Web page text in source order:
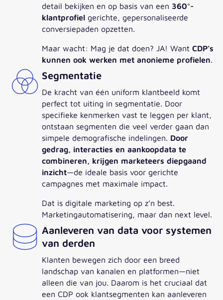
detail bekijken en op basis van een 360°-
klantprofiel gerichte, gepersonaliseerde
conversiepaden opzetten.
Maar wacht: Mag je dat doen? JA! Want CDP’s
kunnen ook werken met anonieme profielen
Segmentatie
De kracht van één uniform klantbeeld komt
perfect tot uiting in segmentatie. Door
specifieke kenmerken vast te leggen per klant,
ontstaan segmenten die veel verder gaan dan
simpele demografische indelingen. Door
gedrag, interacties en aankoopdata te
combineren, krijgen marketeers diepgaand
inzicht—de ideale basis voor gerichte
campagnes met maximale impact.
Dat is digitale marketing op z’n best.
Marketingautomatisering, maar dan next level.
Aanleveren van data voor systemen
van derden
Klanten bewegen zich door een breed
landschap van kanalen en platformen—niet
alleen die van jou. Daarom is het cruciaal dat
een CDP ook klantsegmenten kan aanleveren